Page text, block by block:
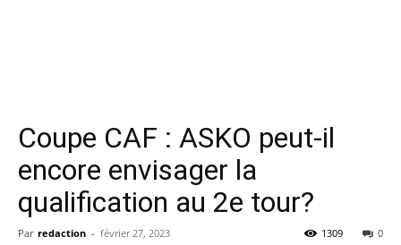
Coupe CAF : ASKO peut-il
encore envisager la
qualification au 2e tour?
Par redaction - février 27, 2023 0
1309